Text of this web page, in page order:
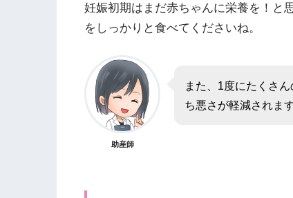
妊娠初期はまだ赤ちゃんに栄養を！と
をしっかりと食べてくださいね。
助産師
また、1度にたくさ
ち悪さが軽減されます